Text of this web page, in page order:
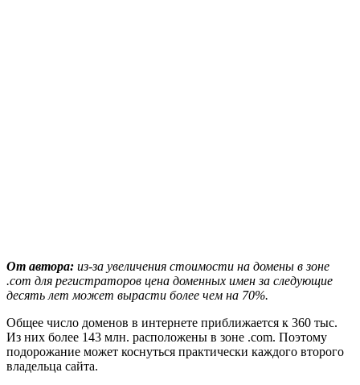
От автора: из-за увеличения стоимости на домены в зоне
.com для регистраторов цена доменных имен за следующие
десять лет может вырасти более чем на 70%.
Общее число доменов в интернете приближается к 360 тыс.
Из них более 143 млн. расположены в зоне .com. Поэтому
подорожание может коснуться практически каждого второго
владельца сайта.